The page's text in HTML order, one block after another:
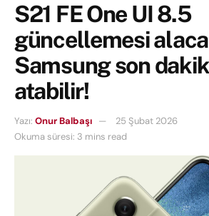
S21 FE One UI 8.5
güncellemesi
Samsung son
atabilir!
Yazı: Onur Balbaşı
25 Şubat 2026
Okuma süresi: 3 mins read